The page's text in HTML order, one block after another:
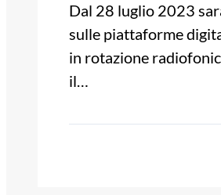
Dal 28 luglio 2023
sulle piattaforme
in rotazione
il…